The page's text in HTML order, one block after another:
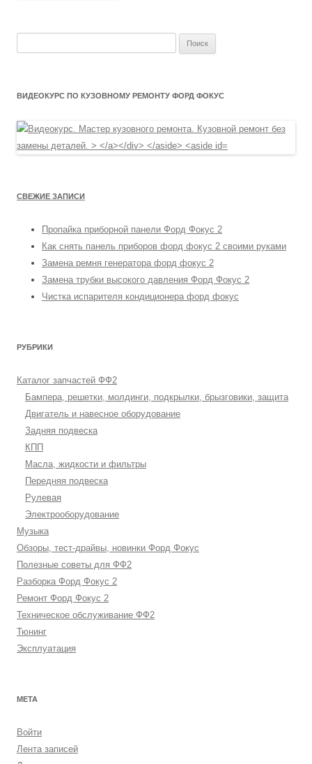
ВИДЕОКУРС ПО КУЗОВНОМУ РЕМОНТУ ФОРД ФОКУС
СВЕЖИЕ ЗАПИСИ
Пропайка приборной панели Форд Фокус 2
Как снять панель приборов форд фокус 2 своими руками
Замена ремня генератора форд фокус 2
Замена трубки высокого давления Форд Фокус 2
Чистка испарителя кондиционера форд фокус
РУБРИКИ
Каталог запчастей ФФ2
Бампера, решетки, молдинги, подкрылки, брызговики, защита
Двигатель и навесное оборудование
Задняя подвеска
КПП
Масла, жидкости и фильтры
Передняя подвеска
Рулевая
Электрооборудование
Музыка
Обзоры, тест-драйвы, новинки Форд Фокус
Полезные советы для ФФ2
Разборка Форд Фокус 2
Ремонт Форд Фокус 2
Техническое обслуживание ФФ2
Тюнинг
Эксплуатация
МЕТА
Войти
Лента записей